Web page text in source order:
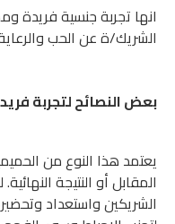
انها تجربة جنسية فريدة
الشريك/ة عن الحب
بعض النصائح لتجربة
يعتمد هذا النوع من
المقابل أو النتيجة
الشريكين واستعداد